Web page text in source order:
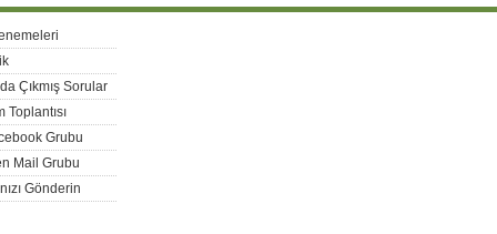
Çıkmış Sorular
Toplantısı
Grubu
Mail Grubu
Gönderin